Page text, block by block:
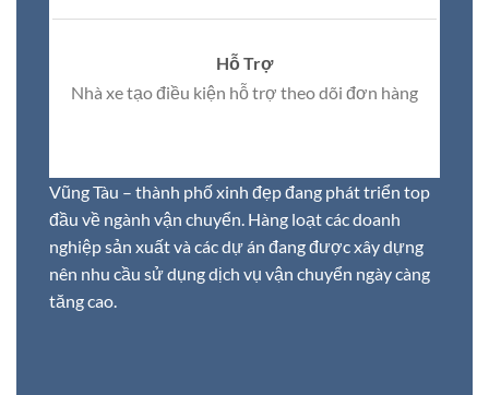
Hỗ Trợ
Nhà xe tạo điều kiện hỗ trợ theo dõi đơn hàng
Vũng Tàu – thành phố xinh đẹp đang phát triển top
đầu về ngành vận chuyển. Hàng loạt các doanh
nghiệp sản xuất và các dự án đang được xây dựng
nên nhu cầu sử dụng dịch vụ vận chuyển ngày càng
tăng cao.